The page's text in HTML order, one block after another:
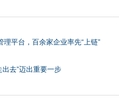
平台，百余家企业率先“上链”
去”迈出重要一步